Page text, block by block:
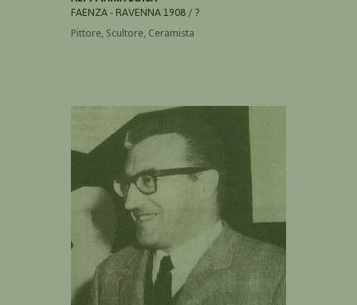
FAENZA - RAVENNA 1908 / ?
Pittore, Scultore, Ceramista